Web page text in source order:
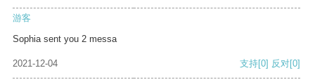
游客
Sophia sent you 2 messa
2021-12-04 支持[0] 反对[0]